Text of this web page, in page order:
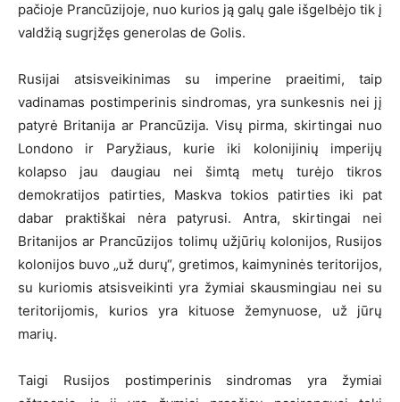
pačioje Prancūzijoje, nuo kurios ją galų gale išgelbėjo tik į
valdžią sugrįžęs generolas de Golis.
Rusijai atsisveikinimas su imperine praeitimi, taip
vadinamas postimperinis sindromas, yra sunkesnis nei jį
patyrė Britanija ar Prancūzija. Visų pirma, skirtingai nuo
Londono ir Paryžiaus, kurie iki kolonijinių imperijų
kolapso jau daugiau nei šimtą metų turėjo tikros
demokratijos patirties, Maskva tokios patirties iki pat
dabar praktiškai nėra patyrusi. Antra, skirtingai nei
Britanijos ar Prancūzijos tolimų užjūrių kolonijos, Rusijos
kolonijos buvo „už durų“, gretimos, kaimyninės teritorijos,
su kuriomis atsisveikinti yra žymiai skausmingiau nei su
teritorijomis, kurios yra kituose žemynuose, už jūrų
marių.
Taigi Rusijos postimperinis sindromas yra žymiai